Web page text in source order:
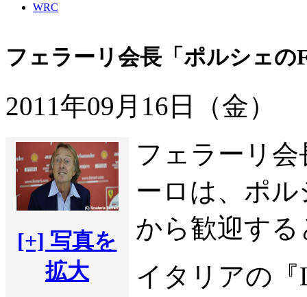
WRC
フェラーリ会長「ポルシェ
2011年09月16日（金）
[+] 写真を
拡大
フェラーリ
ーロは、ポ
から歓迎す
イタリアの『